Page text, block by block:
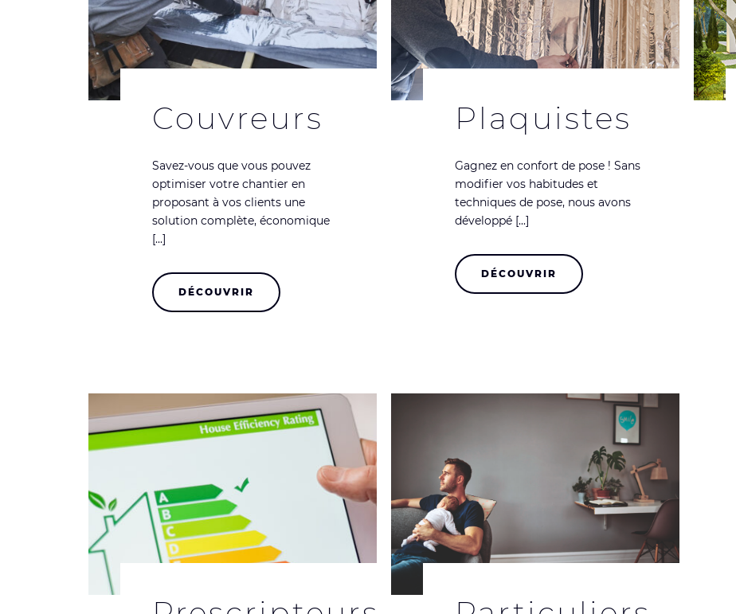
Couvreurs
Savez-vous que vous pouvez
optimiser votre chantier en
proposant à vos clients une
solution complète, économique
[...]
DÉCOUVRIR
Plaquistes
Gagnez en confort de pose ! Sans
modifier vos habitudes et
techniques de pose, nous avons
développé [...]
DÉCOUVRIR